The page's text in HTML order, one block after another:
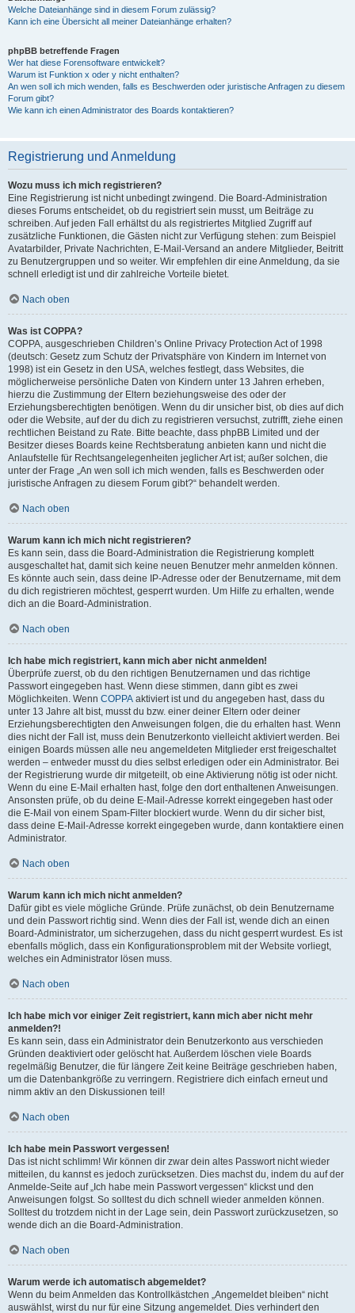
Welche Dateianhänge sind in diesem Forum zulässig?
Kann ich eine Übersicht all meiner Dateianhänge erhalten?
phpBB betreffende Fragen
Wer hat diese Forensoftware entwickelt?
Warum ist Funktion x oder y nicht enthalten?
An wen soll ich mich wenden, falls es Beschwerden oder juristische Anfragen zu diesem
Forum gibt?
Wie kann ich einen Administrator des Boards kontaktieren?
Registrierung und Anmeldung
Wozu muss ich mich registrieren?
Eine Registrierung ist nicht unbedingt zwingend. Die Board-Administration
dieses Forums entscheidet, ob du registriert sein musst, um Beiträge zu
schreiben. Auf jeden Fall erhältst du als registriertes Mitglied Zugriff auf
zusätzliche Funktionen, die Gästen nicht zur Verfügung stehen: zum Beispiel
Avatarbilder, Private Nachrichten, E-Mail-Versand an andere Mitglieder, Beitritt
zu Benutzergruppen und so weiter. Wir empfehlen dir eine Anmeldung, da sie
schnell erledigt ist und dir zahlreiche Vorteile bietet.
Nach oben
Was ist COPPA?
COPPA, ausgeschrieben Children’s Online Privacy Protection Act of 1998
(deutsch: Gesetz zum Schutz der Privatsphäre von Kindern im Internet von
1998) ist ein Gesetz in den USA, welches festlegt, dass Websites, die
möglicherweise persönliche Daten von Kindern unter 13 Jahren erheben,
hierzu die Zustimmung der Eltern beziehungsweise des oder der
Erziehungsberechtigten benötigen. Wenn du dir unsicher bist, ob dies auf dich
oder die Website, auf der du dich zu registrieren versuchst, zutrifft, ziehe einen
rechtlichen Beistand zu Rate. Bitte beachte, dass phpBB Limited und der
Besitzer dieses Boards keine Rechtsberatung anbieten kann und nicht die
Anlaufstelle für Rechtsangelegenheiten jeglicher Art ist; außer solchen, die
unter der Frage „An wen soll ich mich wenden, falls es Beschwerden oder
juristische Anfragen zu diesem Forum gibt?“ behandelt werden.
Nach oben
Warum kann ich mich nicht registrieren?
Es kann sein, dass die Board-Administration die Registrierung komplett
ausgeschaltet hat, damit sich keine neuen Benutzer mehr anmelden können.
Es könnte auch sein, dass deine IP-Adresse oder der Benutzername, mit dem
du dich registrieren möchtest, gesperrt wurden. Um Hilfe zu erhalten, wende
dich an die Board-Administration.
Nach oben
Ich habe mich registriert, kann mich aber nicht anmelden!
Überprüfe zuerst, ob du den richtigen Benutzernamen und das richtige
Passwort eingegeben hast. Wenn diese stimmen, dann gibt es zwei
Möglichkeiten. Wenn COPPA aktiviert ist und du angegeben hast, dass du
unter 13 Jahre alt bist, musst du bzw. einer deiner Eltern oder deiner
Erziehungsberechtigten den Anweisungen folgen, die du erhalten hast. Wenn
dies nicht der Fall ist, muss dein Benutzerkonto vielleicht aktiviert werden. Bei
einigen Boards müssen alle neu angemeldeten Mitglieder erst freigeschaltet
werden – entweder musst du dies selbst erledigen oder ein Administrator. Bei
der Registrierung wurde dir mitgeteilt, ob eine Aktivierung nötig ist oder nicht.
Wenn du eine E-Mail erhalten hast, folge den dort enthaltenen Anweisungen.
Ansonsten prüfe, ob du deine E-Mail-Adresse korrekt eingegeben hast oder
die E-Mail von einem Spam-Filter blockiert wurde. Wenn du dir sicher bist,
dass deine E-Mail-Adresse korrekt eingegeben wurde, dann kontaktiere einen
Administrator.
Nach oben
Warum kann ich mich nicht anmelden?
Dafür gibt es viele mögliche Gründe. Prüfe zunächst, ob dein Benutzername
und dein Passwort richtig sind. Wenn dies der Fall ist, wende dich an einen
Board-Administrator, um sicherzugehen, dass du nicht gesperrt wurdest. Es ist
ebenfalls möglich, dass ein Konfigurationsproblem mit der Website vorliegt,
welches ein Administrator lösen muss.
Nach oben
Ich habe mich vor einiger Zeit registriert, kann mich aber nicht mehr
anmelden?!
Es kann sein, dass ein Administrator dein Benutzerkonto aus verschieden
Gründen deaktiviert oder gelöscht hat. Außerdem löschen viele Boards
regelmäßig Benutzer, die für längere Zeit keine Beiträge geschrieben haben,
um die Datenbankgröße zu verringern. Registriere dich einfach erneut und
nimm aktiv an den Diskussionen teil!
Nach oben
Ich habe mein Passwort vergessen!
Das ist nicht schlimm! Wir können dir zwar dein altes Passwort nicht wieder
mitteilen, du kannst es jedoch zurücksetzen. Dies machst du, indem du auf der
Anmelde-Seite auf „Ich habe mein Passwort vergessen“ klickst und den
Anweisungen folgst. So solltest du dich schnell wieder anmelden können.
Solltest du trotzdem nicht in der Lage sein, dein Passwort zurückzusetzen, so
wende dich an die Board-Administration.
Nach oben
Warum werde ich automatisch abgemeldet?
Wenn du beim Anmelden das Kontrollkästchen „Angemeldet bleiben“ nicht
auswählst, wirst du nur für eine Sitzung angemeldet. Dies verhindert den